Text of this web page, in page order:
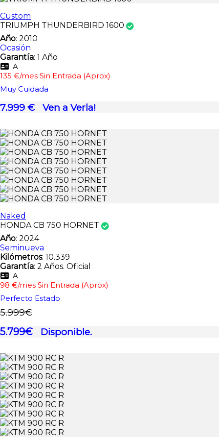
Custom
TRIUMPH THUNDERBIRD 1600
Año: 2010
Ocasión
Garantía: 1 Año
: A
135 €/mes Sin Entrada (Aprox)
Muy Cuidada
7.999 € Ven a Verla!
Naked
HONDA CB 750 HORNET
Año: 2024
Seminueva
Kilómetros: 10.339
Garantía: 2 Años. Oficial
: A
98 €/mes Sin Entrada (Aprox)
Perfecto Estado
5.999€
5.799€ Disponible.